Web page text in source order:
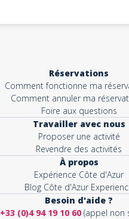
Réservations
Comment fonctionne ma
Comment annuler ma
Foire aux questions
Travailler avec nous
Proposer une activité
Revendre des activités
À propos
Expérience Côte d'Azur
Blog Côte d'Azur
Besoin d'aide ?
+33 (0)4 94 19 10 60 (appel non